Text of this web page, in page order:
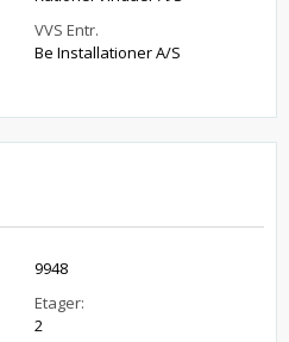
VVS Entr.
Be Installationer A/S
9948
Etager:
2